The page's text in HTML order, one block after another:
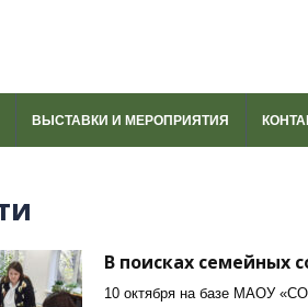
ВЫСТАВКИ И МЕРОПРИЯТИЯ
В поисках семейных
10 октября на базе МАОУ